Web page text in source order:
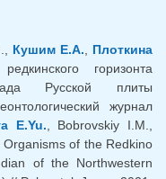
Кушим Е.А.
Плоткина
горизонта
Русской плиты
журнал
E.Yu. , Bobrovskiy I.M.,
Organisms of the Redkino
of the Northwestern